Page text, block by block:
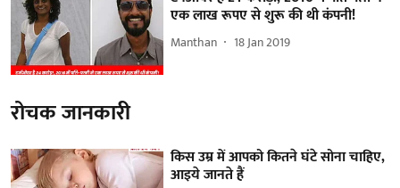
एक लाख रूपए से शुरू की थी कंपनी!
Manthan 18 Jan 2019
रोचक जानकारी
किस उम्र में आपको कितने घंटे सोना चाहिए,
आइये जानते हैं